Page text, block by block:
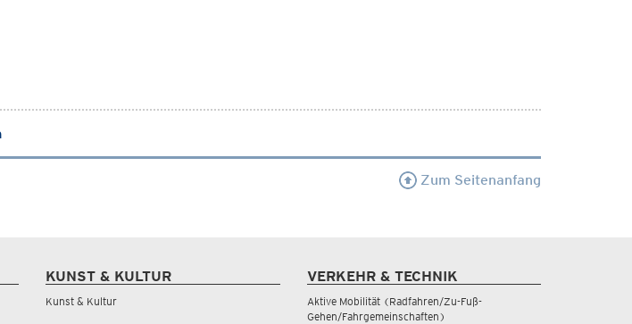
Zum Seitenanfang
KUNST & KULTUR
Kunst & Kultur
VERKEHR & TECHNIK
Aktive Mobilität (Radfahren/Zu-Fuß-
Gehen/Fahrgemeinschaften)